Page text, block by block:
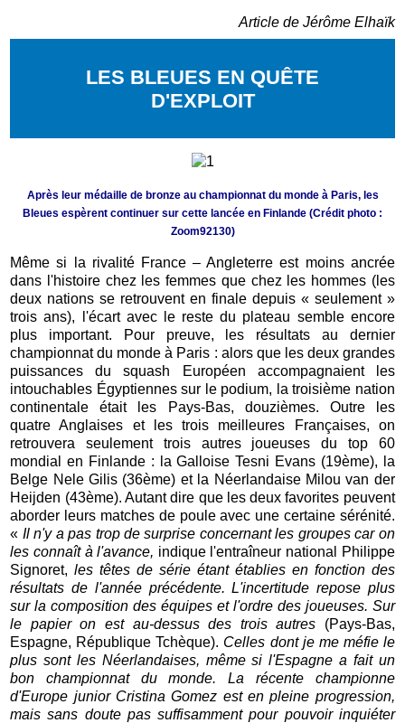
Article de Jérôme Elhaïk
LES BLEUES EN QUÊTE
D'EXPLOIT
Après leur médaille de bronze au championnat du monde à Paris, les
Bleues espèrent continuer sur cette lancée en Finlande (Crédit photo :
Zoom92130)
Même si la rivalité France – Angleterre est moins ancrée
dans l'histoire chez les femmes que chez les hommes (les
deux nations se retrouvent en finale depuis « seulement »
trois ans), l'écart avec le reste du plateau semble encore
plus important. Pour preuve, les résultats au dernier
championnat du monde à Paris : alors que les deux grandes
puissances du squash Européen accompagnaient les
intouchables Égyptiennes sur le podium, la troisième nation
continentale était les Pays-Bas, douzièmes. Outre les
quatre Anglaises et les trois meilleures Françaises, on
retrouvera seulement trois autres joueuses du top 60
mondial en Finlande : la Galloise Tesni Evans (19ème), la
Belge Nele Gilis (36ème) et la Néerlandaise Milou van der
Heijden (43ème). Autant dire que les deux favorites peuvent
aborder leurs matches de poule avec une certaine sérénité.
« Il n'y a pas trop de surprise concernant les groupes car on
les connaît à l'avance, indique l'entraîneur national Philippe
Signoret,les têtes de série étant établies en fonction des
résultats de l'année précédente. L'incertitude repose plus
sur la composition des équipes et l'ordre des joueuses. Sur
le papier on est au-dessus des trois autres (Pays-Bas,
Espagne, République Tchèque). Celles dont je me méfie le
plus sont les Néerlandaises, même si l'Espagne a fait un
bon championnat du monde. La récente championne
d'Europe junior Cristina Gomez est en pleine progression,
mais sans doute pas suffisamment pour pouvoir inquiéter